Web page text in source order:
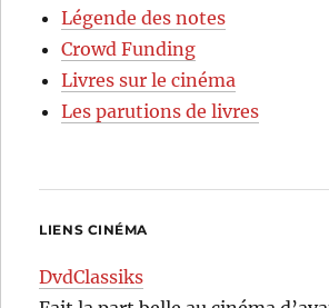
Légende des notes
Crowd Funding
Livres sur le cinéma
Les parutions de livres
LIENS CINÉMA
DvdClassiks